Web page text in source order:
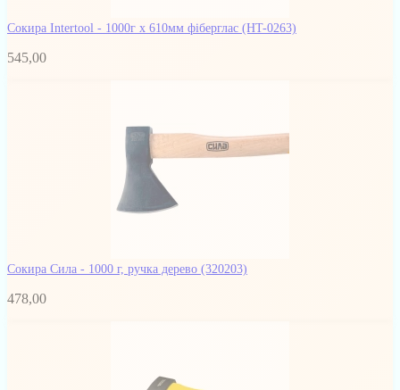
Сокира Intertool - 1000г x 610мм фіберглас (HT-0263)
545,00
Сокира Сила - 1000 г, ручка дерево (320203)
478,00